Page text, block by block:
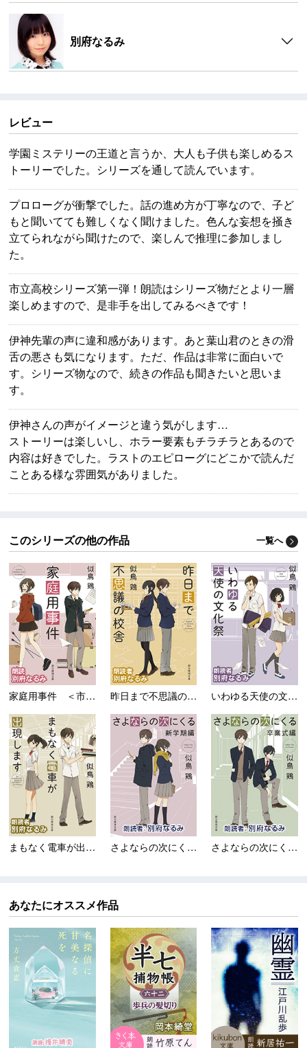
別府なるみ
レビュー
学園ミステリーの王道と言うか、大人も子供も楽しめるス
トーリーでした。シリーズを通して読んでいます。
プロローグが衝撃でした。話の進め方が丁寧なので、子ど
もと聞いてても難しくなく聞けました。色んな妄想を掻き
立てられながら聞けたので、楽しんで推理に参加しまし
た。
市立高校シリーズ第一弾！朗読はシリーズ物だとより一層
楽しめますので、是非手を出してみるべきです！
伊神先輩の声に違和感があります。あと葉山君のときの滑
舌の悪さも気になります。ただ、作品は非常に面白いで
す。シリーズ物なので、続きの作品も聞きたいと思いま
す。
伊神さんの声がイメージと違う気がします…
ストーリーは楽しいし、ホラー要素もチラチラとあるので
内容は好きでした。ラストのエピローグにどこかで読んだ
ことある様な雰囲気がありました。
このシリーズの他の作品 一覧へ
家庭用事件 ＜市立高校... 昨日まで不思議の校舎 ... いわゆる天使の文化祭 ...
まもなく電車が出現しま... さよならの次にくる〈新... さよならの次にくる〈卒...
あなたにオススメ作品